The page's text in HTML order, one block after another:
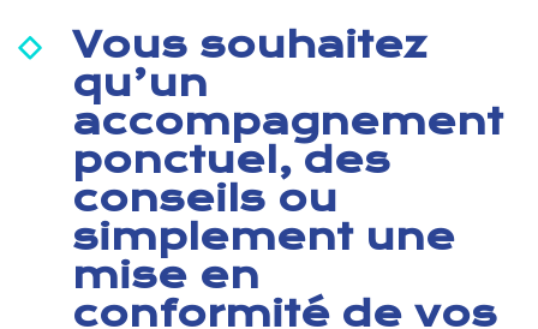
Vous souhaitez
qu’un
accompagnement
ponctuel, des
conseils ou
simplement une
mise en
conformité de vos